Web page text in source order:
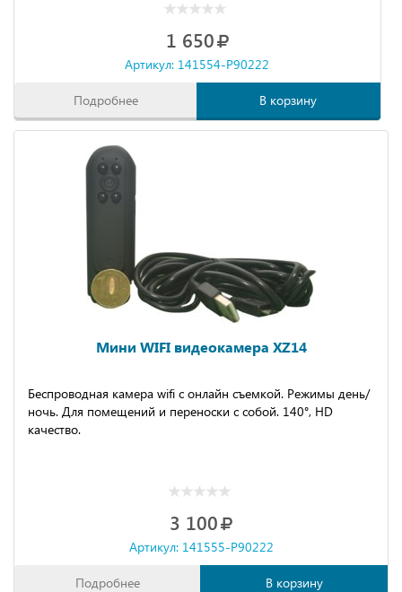
1 650
Артикул: 141554-P90222
Подробнее В корзину
Мини WIFI видеокамера XZ14
Беспроводная камера wifi с онлайн съемкой. Режимы день/
ночь. Для помещений и переноски с собой. 140°, HD
качество.
3 100
Артикул: 141555-P90222
Подробнее В корзину